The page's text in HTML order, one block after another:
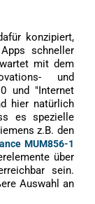
konzipiert,
schneller
mit dem
und
und "Internet
hier natürlich
es spezielle
z.B. den
MUM856-1
über
sein.
Auswahl an